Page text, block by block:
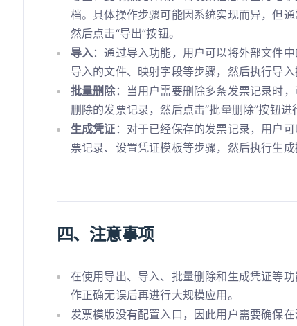
档。具体操作步骤可能因系统实现而异，但
然后点击“导出”按钮。
导入：通过导入功能，用户可以将外部文件
导入的文件、映射字段等步骤，然后执行导入
批量删除：当用户需要删除多条发票记录时
删除的发票记录，然后点击“批量删除”按钮进
生成凭证 ：对于已经保存的发票记录，用户
票记录、设置凭证模板等步骤，然后执行生成
四、注意事项
在使用导出、导入、批量删除和生成凭证等
作正确无误后再进行大规模应用。
发票模版没有配置入口，因此用户需要确保